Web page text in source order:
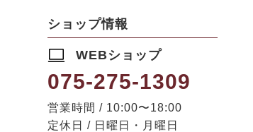
ショップ情報
WEBショップ
075-275-1309
営業時間 / 10:00〜18:00
定休日 / 日曜日・月曜日